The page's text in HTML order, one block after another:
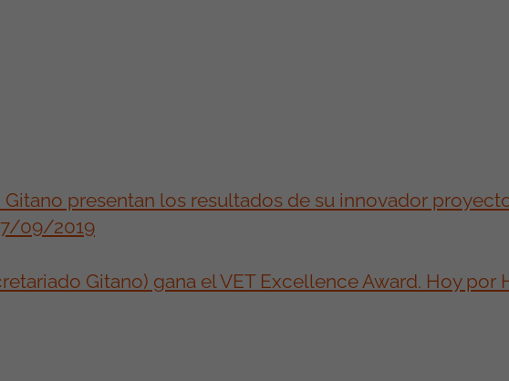
Gitano presentan los resultados de su innovador
09/2019
Gitano) gana el VET Excellence Award. Hoy por